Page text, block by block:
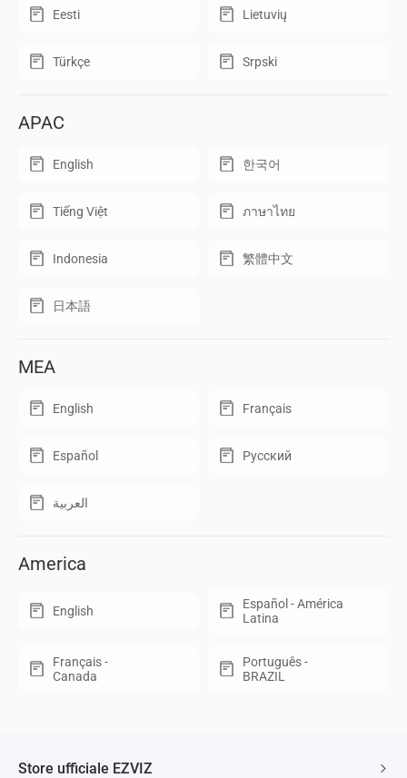
Eesti Lietuvių
Türkçe Srpski
APAC
English 한국어
Tiếng Việt ภาษาไทย
Indonesia 繁體中文
日本語
MEA
English Français
Español Русский
العربية
America
English
Español - América
Latina
Français -
Canada
Português -
BRAZIL
Store ufficiale EZVIZ